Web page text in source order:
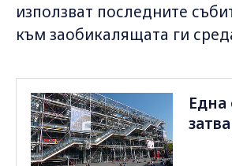
използват последните
към заобикалящата ги